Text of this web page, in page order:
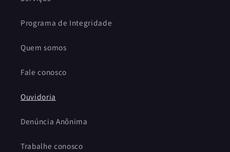
Programa de Integridade
Quem somos
Fale conosco
Ouvidoria
Denúncia Anônima
Trabalhe conosco